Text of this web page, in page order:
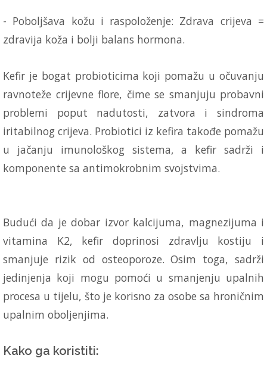
- Poboljšava kožu i raspoloženje: Zdrava crijeva =
zdravija koža i bolji balans hormona.
Kefir je bogat probioticima koji pomažu u očuvanju
ravnoteže crijevne flore, čime se smanjuju probavni
problemi poput nadutosti, zatvora i sindroma
iritabilnog crijeva. Probiotici iz kefira takođe pomažu
u jačanju imunološkog sistema, a kefir sadrži i
komponente sa antimokrobnim svojstvima.
Budući da je dobar izvor kalcijuma, magnezijuma i
vitamina K2, kefir doprinosi zdravlju kostiju i
smanjuje rizik od osteoporoze. Osim toga, sadrži
jedinjenja koji mogu pomoći u smanjenju upalnih
procesa u tijelu, što je korisno za osobe sa hroničnim
upalnim oboljenjima.
Kako ga koristiti: